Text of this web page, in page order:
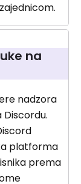
na
nadzora
platforma
prema